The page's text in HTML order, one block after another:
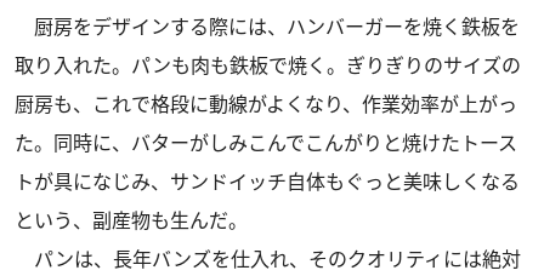
厨房をデザインする際には、ハンバーガーを焼く鉄板を
取り入れた。パンも肉も鉄板で焼く。ぎりぎりのサイズの
厨房も、これで格段に動線がよくなり、作業効率が上がっ
た。同時に、バターがしみこんでこんがりと焼けたトース
トが具になじみ、サンドイッチ自体もぐっと美味しくなる
という、副産物も生んだ。
パンは、長年バンズを仕入れ、そのクオリティには絶対